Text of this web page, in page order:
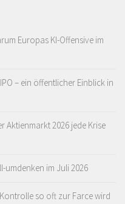
Europas KI-Offensive im
– ein öffentlicher Einblick in
Aktienmarkt 2026 jede Krise
umdenken im Juli 2026
so oft zur Farce wird